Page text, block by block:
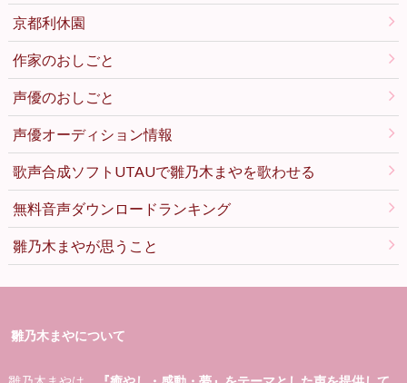
京都利休園
作家のおしごと
声優のおしごと
声優オーディション情報
歌声合成ソフトUTAUで雛乃木まやを歌わせる
無料音声ダウンロードランキング
雛乃木まやが思うこと
雛乃木まやについて